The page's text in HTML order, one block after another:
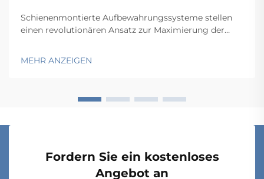
Schienenmontierte Aufbewahrungssysteme stellen
einen revolutionären Ansatz zur Maximierung der
Schienensysteme, die bewegliche
MEHR ANZEIGEN
Fordern Sie ein kostenloses
Angebot an